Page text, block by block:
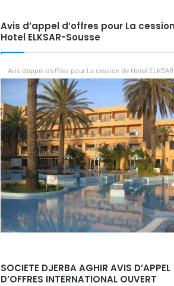
Avis d’appel d’offres pour La
Hotel ELKSAR-Sousse
Avis d’appel d’offres pour La cession de Hotel
SOCIETE DJERBA AGHIR AVIS D’APPEL
D’OFFRES INTERNATIONAL OUVERT